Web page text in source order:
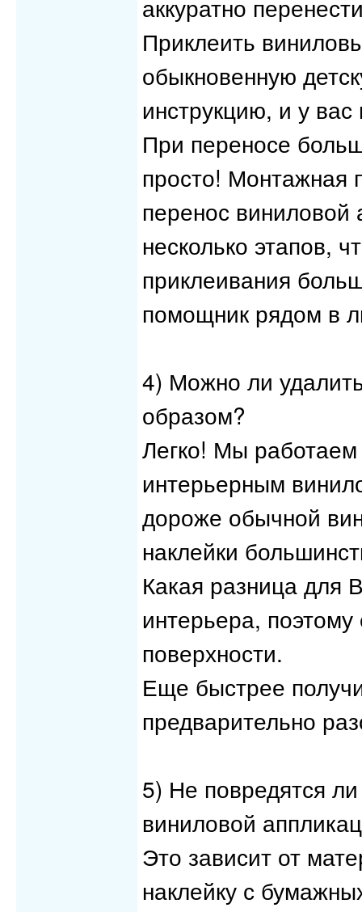
аккуратно
Приклеить
обыкновенную
инструкцию, и у вас
При переносе
просто! Монтажная
перенос виниловой
несколько этапов,
приклеивания
помощник рядом в
4) Можно ли
образом?
Легко! Мы
интерьерным
дороже обычной
наклейки
Какая разница для
интерьера,
поверхности.
Еще быстрее
предварительно
5) Не повредятся
виниловой
Это зависит от
наклейку с